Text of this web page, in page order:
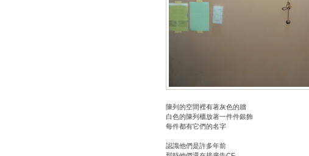
陳列的空間裡有著灰色的牆
白色的陳列櫃放著一件件銀飾
每件都有它們的名字
認識他們是許多年前